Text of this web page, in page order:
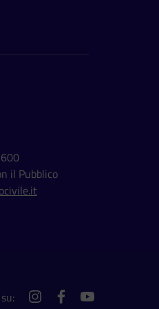
il Pubblico
instagramfacebookyoutube